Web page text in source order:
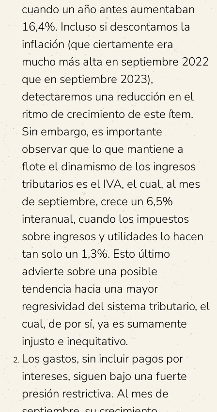
cuando un año antes aumentaban
16,4%. Incluso si descontamos la
inflación (que ciertamente era
mucho más alta en septiembre 2022
que en septiembre 2023),
detectaremos una reducción en el
ritmo de crecimiento de este ítem.
Sin embargo, es importante
observar que lo que mantiene a
flote el dinamismo de los ingresos
tributarios es el IVA, el cual, al mes
de septiembre, crece un 6,5%
interanual, cuando los impuestos
sobre ingresos y utilidades lo hacen
tan solo un 1,3%. Esto último
advierte sobre una posible
tendencia hacia una mayor
regresividad del sistema tributario, el
cual, de por sí, ya es sumamente
injusto e inequitativo.
Los gastos, sin incluir pagos por
intereses, siguen bajo una fuerte
presión restrictiva. Al mes de